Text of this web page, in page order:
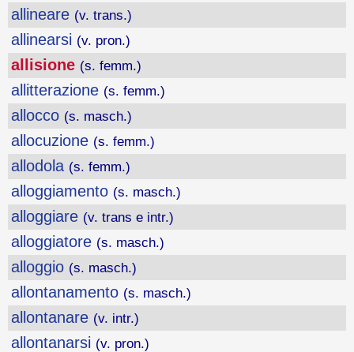
allineare (v. trans.)
allinearsi (v. pron.)
allisione (s. femm.)
allitterazione (s. femm.)
allocco (s. masch.)
allocuzione (s. femm.)
allodola (s. femm.)
alloggiamento (s. masch.)
alloggiare (v. trans e intr.)
alloggiatore (s. masch.)
alloggio (s. masch.)
allontanamento (s. masch.)
allontanare (v. intr.)
allontanarsi (v. pron.)